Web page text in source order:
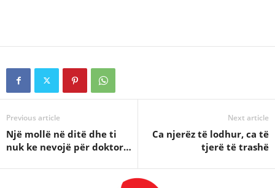
Previous article
Një mollë në ditë dhe ti
nuk ke nevojë për doktor…
Next article
Ca njerëz të lodhur, ca të
tjerë të trashë